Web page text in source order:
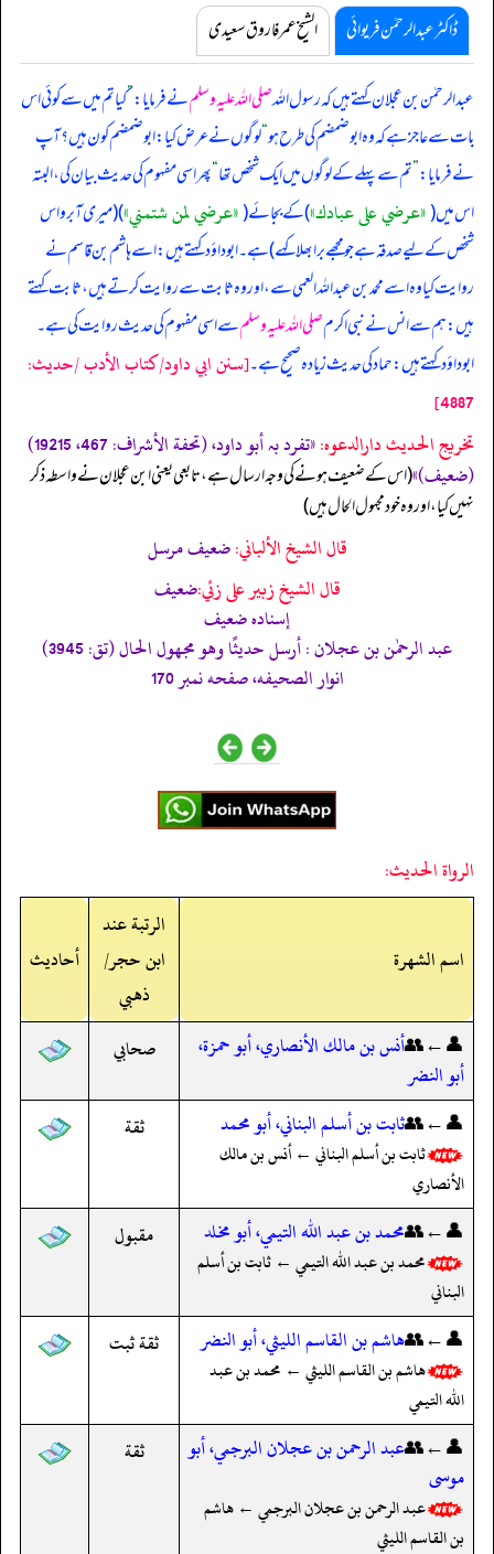
ڈاکٹر عبدالرحمٰن فریوائی الشیخ عمر فاروق سعیدی
عبدالرحمٰن بن عجلان کہتے ہیں کہرسول اللہصلی اللہ علیہ وسلمنے فرمایا:”کیا تم میں سے کوئی اس
بات سے عاجز ہے کہ وہ ابوضمضم کی طرح ہو“لوگوں نے عرض کیا: ابوضمضم کون ہیں؟ آپ
نے فرمایا:”تم سے پہلے کے لوگوں میں ایک شخص تھا“پھر اسی مفہوم کی حدیث بیان کی، البتہ
اس میں («عرضي على عبادك») کے بجائے («عرضي لمن شتمني») (میری آبرو اس
شخص کے لیے صدقہ ہے جو مجھے برا بھلا کہے) ہے۔ ابوداؤد کہتے ہیں: اسے ہاشم بن قاسم نے
روایت کیا وہ اسے محمد بن عبداللہ العمی سے، اور وہ ثابت سے روایت کرتے ہیں، ثابت کہتے
ہیں: ہم سے انس نے نبی اکرمصلی اللہ علیہ وسلمسے اسی مفہوم کی حدیث روایت کی ہے۔
ابوداؤد کہتے ہیں: حماد کی حدیث زیادہ صحیح ہے۔[سنن ابي داود/كتاب الأدب /حدیث:
4887]
تخریج الحدیث دارالدعوہ:
«‏‏‏‏تفرد بہ أبو داود، (تحفة الأشراف: 467، 19215)
(ضعیف)»‏‏‏‏ (اس کے ضعیف ہونے کی وجہ ارسال ہے، تابعی یعنی ابن عجلان نے واسطہ ذکر
نہیں کیا، اور وہ خود مجہول الحال ہیں)
قال الشيخ الألباني:ضعيف مرسل
قال الشيخ زبير على زئي:ضعيف
إسناده ضعيف
عبد الرحمٰن بن عجلان : أرسل حديثًا وھو مجهول الحال (تق: 3945)
انوار الصحيفه، صفحه نمبر 170
الرواة الحديث:
اسم الشهرة
الرتبة عند
ابن حجر/
ذهبي
أحاديث
👤←👥أنس بن مالك الأنصاري، أبو حمزة،
أبو النضر
صحابي
👤←👥ثابت بن أسلم البناني، أبو محمد
ثابت بن أسلم البناني ← أنس بن مالك
الأنصاري
ثقة
👤←👥محمد بن عبد الله التيمي، أبو مخلد
محمد بن عبد الله التيمي ← ثابت بن أسلم
البناني
مقبول
👤←👥هاشم بن القاسم الليثي، أبو النضر
هاشم بن القاسم الليثي ← محمد بن عبد
الله التيمي
ثقة ثبت
👤←👥عبد الرحمن بن عجلان البرجمي، أبو
موسى
عبد الرحمن بن عجلان البرجمي ← هاشم
بن القاسم الليثي
ثقة